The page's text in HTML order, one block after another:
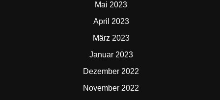
Mai 2023
April 2023
März 2023
Januar 2023
Dezember 2022
November 2022